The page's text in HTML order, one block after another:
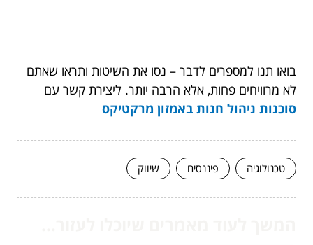
בואו תנו למספרים לדבר – נסו את השיטות ותראו שאתם
לא מרוויחים פחות, אלא הרבה יותר. ליצירת קשר עם
סוכנות ניהול חנות באמזון מרקטיקס
טכנולוגיה פיננסים שיווק